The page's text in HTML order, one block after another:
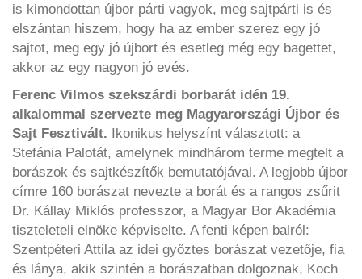
is kimondottan újbor párti vagyok, meg sajtpárti is és
elszántan hiszem, hogy ha az ember szerez egy jó
sajtot, meg egy jó újbort és esetleg még egy bagettet,
akkor az egy nagyon jó evés.
Ferenc Vilmos szekszárdi borbarát idén 19.
alkalommal szervezte meg Magyarországi Újbor és
Sajt Fesztivált. Ikonikus helyszínt választott: a
Stefánia Palotát, amelynek mindhárom terme megtelt a
borászok és sajtkészítők bemutatójával. A legjobb újbor
címre 160 borászat nevezte a borát és a rangos zsűrit
Dr. Kállay Miklós professzor, a Magyar Bor Akadémia
tiszteleteli elnöke képviselte. A fenti képen balról:
Szentpéteri Attila az idei győztes borászat vezetője, fia
és lánya, akik szintén a borászatban dolgoznak, Koch